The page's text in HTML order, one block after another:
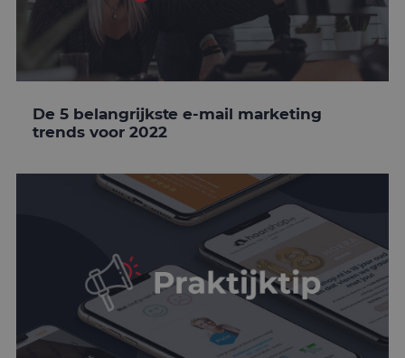
De 5 belangrijkste e-mail marketing
trends voor 2022